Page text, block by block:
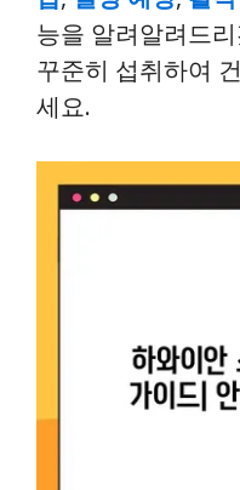
능을 알려알려드
꾸준히 섭취하여
세요.